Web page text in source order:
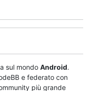
sul mondo Android.
e federato con
più grande